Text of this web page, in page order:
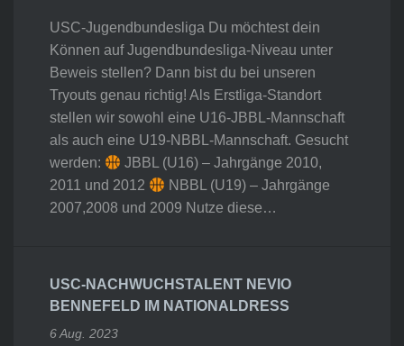
USC-Jugendbundesliga Du möchtest dein
Können auf Jugendbundesliga-Niveau unter
Beweis stellen? Dann bist du bei unseren
Tryouts genau richtig! Als Erstliga-Standort
stellen wir sowohl eine U16-JBBL-Mannschaft
als auch eine U19-NBBL-Mannschaft. Gesucht
werden:
JBBL (U16) – Jahrgänge 2010,
2011 und 2012
NBBL (U19) – Jahrgänge
2007,2008 und 2009 Nutze diese…
USC-NACHWUCHSTALENT NEVIO
BENNEFELD IM NATIONALDRESS
6 Aug. 2023